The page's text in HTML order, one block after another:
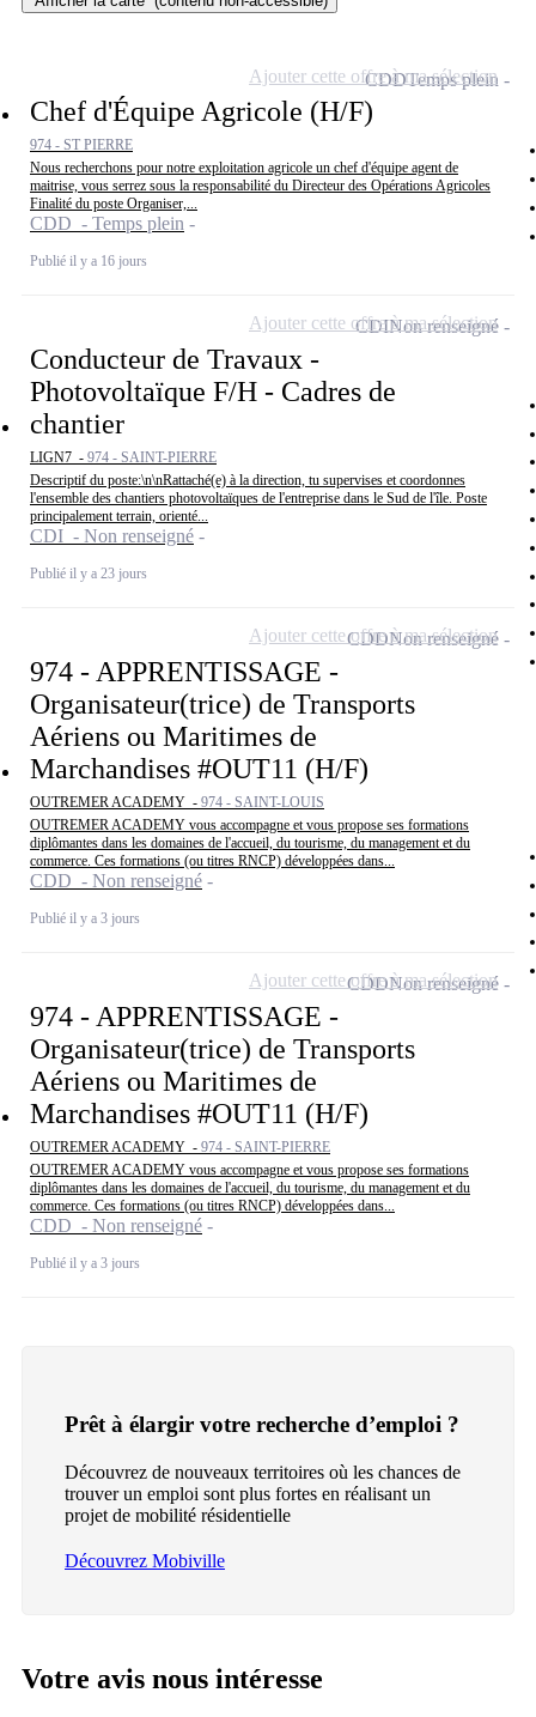
Chef d'Équipe Agricole (H/F)
974 - ST PIERRE
Nous recherchons pour notre exploitation agricole un chef d'équipe agent de
maitrise, vous serrez sous la responsabilité du Directeur des Opérations Agricoles
Finalité du poste Organiser,...
CDD - Temps plein
Publié il y a 16 jours
CDDTemps plein
Ajouter cette offre à ma sélection
Conducteur de Travaux -
Photovoltaïque F/H - Cadres de
chantier
LIGN7 - 974 - SAINT-PIERRE
Descriptif du poste:\n\nRattaché(e) à la direction, tu supervises et coordonnes
l'ensemble des chantiers photovoltaïques de l'entreprise dans le Sud de l'île. Poste
principalement terrain, orienté...
CDI - Non renseigné
Publié il y a 23 jours
CDINon renseigné
Ajouter cette offre à ma sélection
974 - APPRENTISSAGE -
Organisateur(trice) de Transports
Aériens ou Maritimes de
Marchandises #OUT11 (H/F)
OUTREMER ACADEMY - 974 - SAINT-LOUIS
OUTREMER ACADEMY vous accompagne et vous propose ses formations
diplômantes dans les domaines de l'accueil, du tourisme, du management et du
commerce. Ces formations (ou titres RNCP) développées dans...
CDD - Non renseigné
Publié il y a 3 jours
CDDNon renseigné
Ajouter cette offre à ma sélection
974 - APPRENTISSAGE -
Organisateur(trice) de Transports
Aériens ou Maritimes de
Marchandises #OUT11 (H/F)
OUTREMER ACADEMY - 974 - SAINT-PIERRE
OUTREMER ACADEMY vous accompagne et vous propose ses formations
diplômantes dans les domaines de l'accueil, du tourisme, du management et du
commerce. Ces formations (ou titres RNCP) développées dans...
CDD - Non renseigné
Publié il y a 3 jours
CDDNon renseigné
Ajouter cette offre à ma sélection
Prêt à élargir votre recherche d’emploi ?
Découvrez de nouveaux territoires où les chances de
trouver un emploi sont plus fortes en réalisant un
projet de mobilité résidentielle
Découvrez Mobiville
Votre avis nous intéresse